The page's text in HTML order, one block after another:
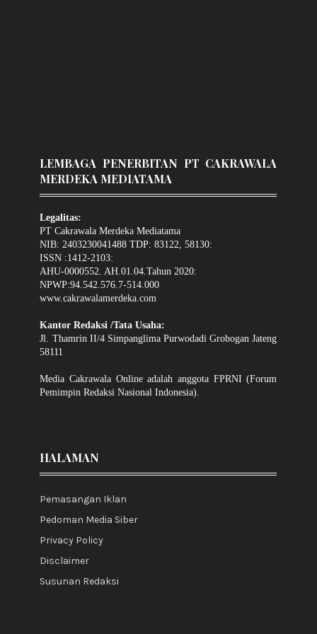
LEMBAGA PENERBITAN PT CAKRAWALA
MERDEKA MEDIATAMA
Legalitas:
PT Cakrawala Merdeka Mediatama
NIB: 2403230041488 TDP: 83122, 58130:
ISSN :1412-2103:
AHU-0000552. AH.01.04.Tahun 2020:
NPWP:94.542.576.7-514.000
www.cakrawalamerdeka.com
Kantor Redaksi /Tata Usaha:
Jl. Thamrin II/4 Simpanglima Purwodadi Grobogan Jateng
58111
Media Cakrawala Online adalah anggota FPRNI (Forum
Pemimpin Redaksi Nasional Indonesia).
HALAMAN
Pemasangan Iklan
Pedoman Media Siber
Privacy Policy
Disclaimer
Susunan Redaksi